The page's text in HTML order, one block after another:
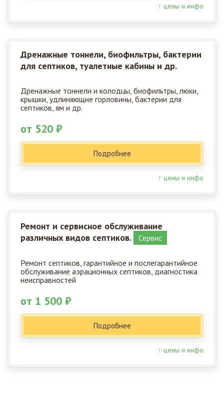
↑ цены и инфо
Дренажные тоннели, биофильтры, бактерии
для септиков, туалетные кабины и др.
Дренажные тоннели и колодцы, биофильтры, люки,
крышки, удлиняющие горловины, бактерии для
септиков, ям и др.
от 520 ₽
Подробнее
↑ цены и инфо
Ремонт и сервисное обслуживание
различных видов септиков.
Сервис
Ремонт септиков, гарантийное и послегарантийное
обслуживание аэрационных септиков, диагностика
неисправностей
от 1 500 ₽
Подробнее
↑ цены и инфо